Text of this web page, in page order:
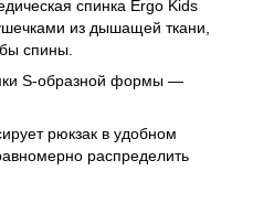
спинка Ergo Kids
из дышащей ткани,
спины.
S-образной формы —
рюкзак в удобном
распределить